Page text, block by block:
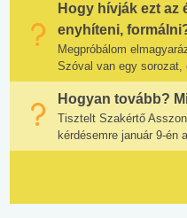
Hogy hívják ezt az
enyhíteni,
Megpróbálom
Szóval van egy sorozat,
Hogyan tovább?
Tisztelt Szakértő
kérdésemre január 9-én